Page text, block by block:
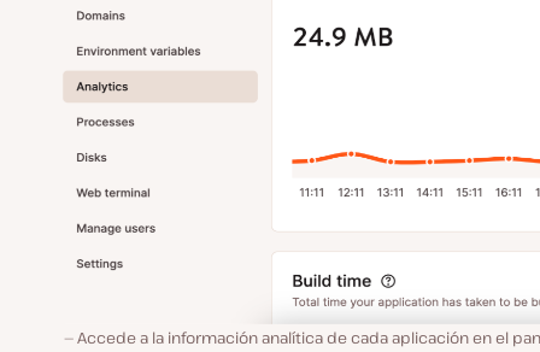
Accede a la información analítica de cada aplicación en el